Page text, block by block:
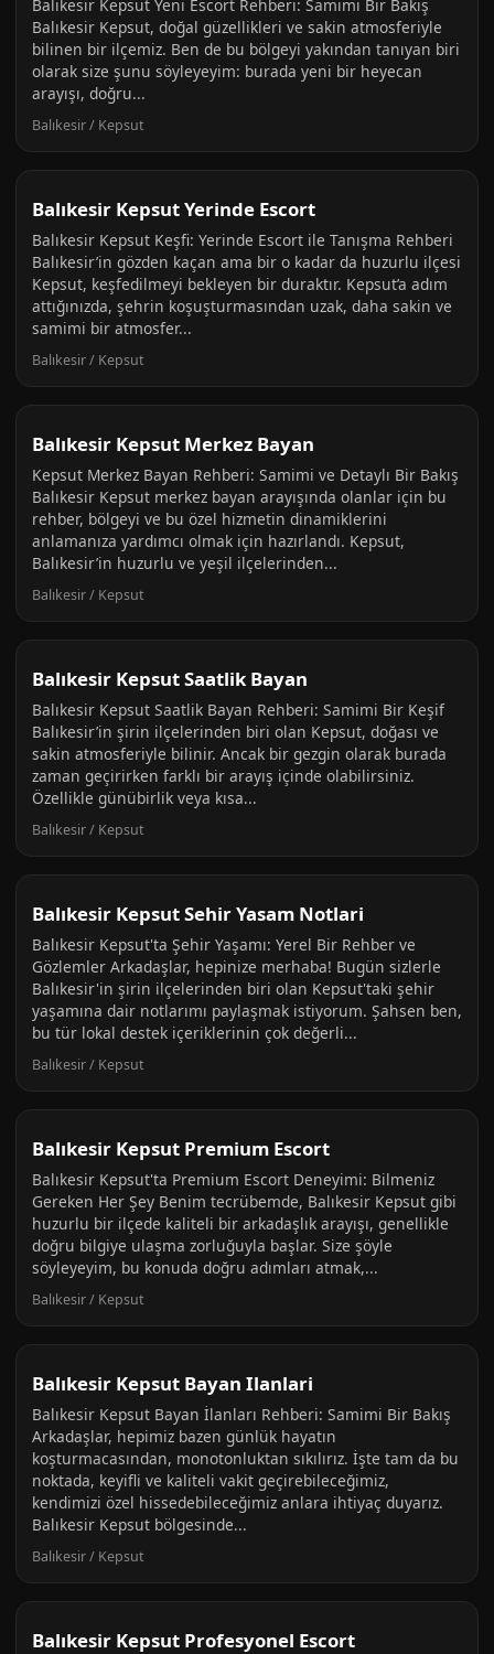
Balıkesir Kepsut Yeni Escort Rehberi: Samimi Bir Bakış
Balıkesir Kepsut, doğal güzellikleri ve sakin atmosferiyle
bilinen bir ilçemiz. Ben de bu bölgeyi yakından tanıyan biri
olarak size şunu söyleyeyim: burada yeni bir heyecan
arayışı, doğru...
Balıkesir / Kepsut
Balıkesir Kepsut Yerinde Escort
Balıkesir Kepsut Keşfi: Yerinde Escort ile Tanışma Rehberi
Balıkesir’in gözden kaçan ama bir o kadar da huzurlu ilçesi
Kepsut, keşfedilmeyi bekleyen bir duraktır. Kepsut’a adım
attığınızda, şehrin koşuşturmasından uzak, daha sakin ve
samimi bir atmosfer...
Balıkesir / Kepsut
Balıkesir Kepsut Merkez Bayan
Kepsut Merkez Bayan Rehberi: Samimi ve Detaylı Bir Bakış
Balıkesir Kepsut merkez bayan arayışında olanlar için bu
rehber, bölgeyi ve bu özel hizmetin dinamiklerini
anlamanıza yardımcı olmak için hazırlandı. Kepsut,
Balıkesir’in huzurlu ve yeşil ilçelerinden...
Balıkesir / Kepsut
Balıkesir Kepsut Saatlik Bayan
Balıkesir Kepsut Saatlik Bayan Rehberi: Samimi Bir Keşif
Balıkesir’in şirin ilçelerinden biri olan Kepsut, doğası ve
sakin atmosferiyle bilinir. Ancak bir gezgin olarak burada
zaman geçirirken farklı bir arayış içinde olabilirsiniz.
Özellikle günübirlik veya kısa...
Balıkesir / Kepsut
Balıkesir Kepsut Sehir Yasam Notlari
Balıkesir Kepsut'ta Şehir Yaşamı: Yerel Bir Rehber ve
Gözlemler Arkadaşlar, hepinize merhaba! Bugün sizlerle
Balıkesir'in şirin ilçelerinden biri olan Kepsut'taki şehir
yaşamına dair notlarımı paylaşmak istiyorum. Şahsen ben,
bu tür lokal destek içeriklerinin çok değerli...
Balıkesir / Kepsut
Balıkesir Kepsut Premium Escort
Balıkesir Kepsut'ta Premium Escort Deneyimi: Bilmeniz
Gereken Her Şey Benim tecrübemde, Balıkesir Kepsut gibi
huzurlu bir ilçede kaliteli bir arkadaşlık arayışı, genellikle
doğru bilgiye ulaşma zorluğuyla başlar. Size şöyle
söyleyeyim, bu konuda doğru adımları atmak,...
Balıkesir / Kepsut
Balıkesir Kepsut Bayan Ilanlari
Balıkesir Kepsut Bayan İlanları Rehberi: Samimi Bir Bakış
Arkadaşlar, hepimiz bazen günlük hayatın
koşturmacasından, monotonluktan sıkılırız. İşte tam da bu
noktada, keyifli ve kaliteli vakit geçirebileceğimiz,
kendimizi özel hissedebileceğimiz anlara ihtiyaç duyarız.
Balıkesir Kepsut bölgesinde...
Balıkesir / Kepsut
Balıkesir Kepsut Profesyonel Escort